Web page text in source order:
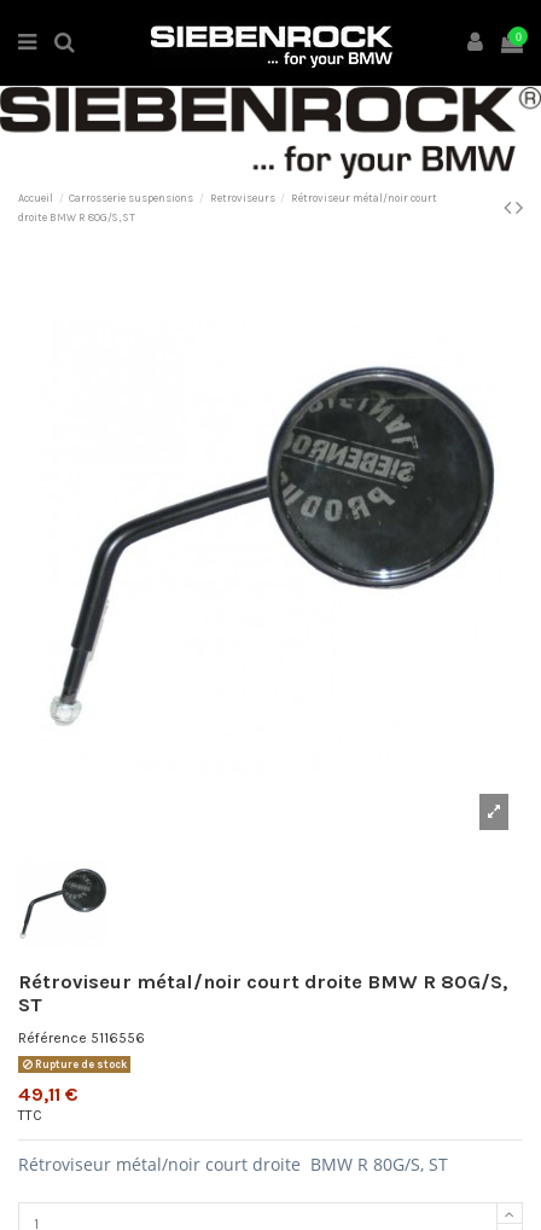
0
Accueil Carrosserie suspensions Retroviseurs
Rétroviseur métal/noir court
droite BMW R 80G/S, ST
Rétroviseur métal/noir court droite BMW R 80G/S,
ST
Référence 5116556
Rupture de stock
49,11 €
TTC
Rétroviseur métal/noir court droite BMW R 80G/S, ST